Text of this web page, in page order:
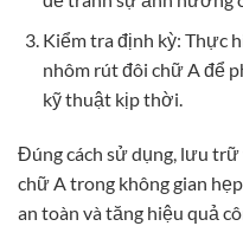
Kiểm tra định kỳ: Thực
nhôm rút đôi chữ A để
kỹ thuật kịp thời.
Đúng cách sử dụng, lưu
chữ A trong không gian
an toàn và tăng hiệu quả